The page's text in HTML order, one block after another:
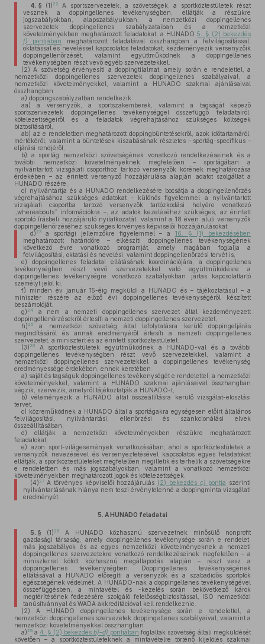
4. § (1) 22
A sportszervezetek, a szövetségek, a sportköztestületek részt
vesznek a doppingellenes tevékenységben, ellátják a részükre
jogszabályokban, alapszabályukban, a nemzetközi doppingellenes
szervezetek doppingellenes szabályzataiban és a nemzetközi
követelményekben meghatározott feladatokat, a HUNADO5. § (2) bekezdés
f) pontjában meghatározott feladatával összhangban a felvilágosítással,
oktatással és neveléssel kapcsolatos feladatokat, kezdeményezik versenyzőik
doppingellenőrzését, valamint együttműködnek a doppingellenes
tevékenységben részt vevő egyéb szervezetekkel.
(2) A szövetség érvényesíti a doppingtilalmat, amely során e rendelettel, a
nemzetközi doppingellenes szervezetek doppingellenes szabályaival, a
nemzetközi követelményekkel, valamint a HUNADO szakmai ajánlásaival
összhangban
a) doppingszabályzatban rendelkezik
aa) a versenyzők, a sportszakemberek, valamint a tagságát képező
sportszervezetek doppingellenes tevékenységgel összefüggő feladatairól,
kötelezettségeiről és a feladatok végrehajtásához szükséges költségek
biztosításáról,
ab) az e rendeletben meghatározott doppingbüntetésekről, azok időtartamáról,
mértékéről, valamint a büntetések kiszabásának részletes – sportág-specifikus –
eljárási rendjéről,
b) a sportág nemzetközi szövetségének vonatkozó rendelkezéseinek és a
további nemzetközi követelményeknek megfelelően – sportágában a
nyilvántartott vizsgálati csoporthoz tartozó versenyzők körének meghatározása
érdekében – az érintett versenyző hozzájárulása alapján adatot szolgáltat a
HUNADO részére,
c) nyilvántartja és a HUNADO rendelkezésére bocsátja a doppingellenőrzés
végrehajtásához szükséges adatokat – különös figyelemmel a nyilvántartott
vizsgálati csoportba tartozó versenyzők tartózkodási helyére vonatkozó
„whereabouts” információkra –, az adatok kezeléséhez szükséges, az érintett
sportoló írásbeli hozzájáruló nyilatkozatát, valamint a 18 éven aluli versenyzők
doppingellenőrzéséhez szükséges törvényes képviselői hozzájárulásokat,
d) 23a sportági jellemzőkre figyelemmel – a 16. § (1) bekezdésében
meghatározott határidőre – elkészíti doppingellenes tevékenységének
következő évre vonatkozó programját, amely magában foglalja a
felvilágosítási, oktatási és nevelési, valamint doppingellenőrzési tervét is,
e) doppingellenes feladatai ellátásának koordinációjára, a doppingellenes
tevékenységben részt vevő szervezetekkel való együttműködésre a
doppingellenes tevékenységre vonatkozó szabályokban jártas kapcsolattartó
személyt jelöl ki,
f) minden év január 15-éig megküldi a HUNADO és – tájékoztatásul – a
miniszter részére az előző évi doppingellenes tevékenységéről készített
beszámolóját.
g) 24
a nem a nemzeti doppingellenes szervezet által kezdeményezett
doppingellenőrzésekről értesíti a nemzeti doppingellenes szervezetet,
h) 25
a nemzetközi szövetség által lefolytatásra kerülő doppingeljárás
megindításáról és annak eredményéről értesíti a nemzeti doppingellenes
szervezetet, a minisztert és az érintett sportköztestületet.
(3) 26
A sportköztestületek együttműködnek a HUNADO-val és a további
doppingellenes tevékenységben részt vevő szervezetekkel, valamint a
nemzetközi doppingellenes szervezetekkel a doppingellenes tevékenység
eredményessége érdekében, ennek keretében
a) saját és tagságuk doppingellenes tevékenységét e rendelettel, a nemzetközi
követelményekkel, valamint a HUNADO szakmai ajánlásaival összhangban
végzik, szervezik, amelyről tájékoztatják a HUNADO-t,
b) véleményezik a HUNADO által összeállításra kerülő vizsgálat-eloszlási
tervet,
c) közreműködnek a HUNADO által a sportágakra egységesen előírt általános
felvilágosítási, nyilvántartási, ellenőrzési és szankcionálási elvek
összeállításában,
d) ellátják a nemzetközi követelményekben részükre meghatározott
feladatokat,
e) azon sport-világesemények vonatkozásában, ahol a sportköztestületek a
versenyzők nevezésével és versenyeztetésével kapcsolatos egyes feladatokat
ellátják, a sportköztestületeket megfelelően megilletik és terhelik a szövetségekre
e rendeletben és más jogszabályokban, valamint a vonatkozó nemzetközi
követelményekben meghatározott jogok és kötelezettségek.
(4) 27A törvényes képviselői hozzájárulás (2) bekezdés c) pontja szerinti
nyilvántartásának hiánya nem teszi érvénytelenné a doppingminta vizsgálati
eredményét.
5. A HUNADO feladatai
5. § (1) 28
A HUNADO közhasznú szervezetnek minősülő nonprofit
gazdasági társaság, amely doppingellenes tevékenysége során e rendelet,
más jogszabályok és az egyes nemzetközi követelményeknek a nemzeti
doppingellenes szervezetekre vonatkozó rendelkezéseinek megfelelően – a
miniszterrel kötött közhasznú megállapodás alapján – részt vesz a
doppingellenes tevékenységben. Doppingellenes tevékenységének
ellátásával a HUNADO elősegíti a versenyzők és a szabadidős sportolók
egészségének védelmét. A HUNADO-nak a doppingellenes tevékenységével
összefüggésben, a mintavétel és -kezelés során bekövetkező károk
megtérítésének fedezésére szolgáló felelősségbiztosítással, ISO nemzetközi
tanúsítvánnyal és WADA akkreditációval kell rendelkeznie.
(2) A HUNADO doppingellenes tevékenysége során e rendelettel, a
nemzetközi doppingellenes szervezetek doppingellenes szabályaival, valamint a
nemzetközi követelményekkel összhangban
a) 29 a 4. § (2) bekezdés b)–d) pontjában foglaltak szövetség általi megküldését
követően – a sportköztestületeknek a mintavételre történő kijelölés szakmai